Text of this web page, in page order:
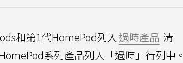
和第1代HomePod列入 過時產品 清
系列產品列入「過時」行列中。